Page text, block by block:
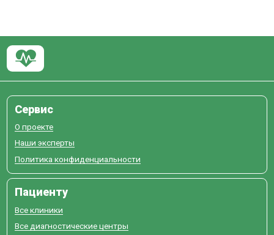
Сервис
О проекте
Наши эксперты
Политика конфиденциальности
Пациенту
Все клиники
Все диагностические центры